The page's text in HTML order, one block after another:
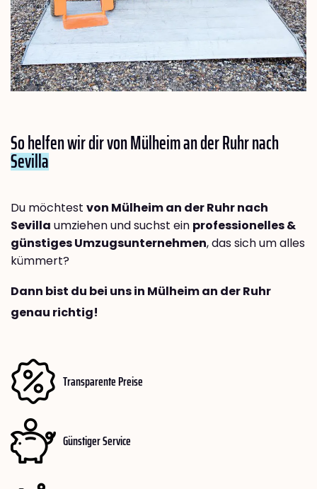
So helfen wir dir von Mülheim an der Ruhr nach
Sevilla
Du möchtest von Mülheim an der Ruhr nach
Sevilla umziehen und suchst ein professionelles &
günstiges Umzugsunternehmen, das sich um alles
kümmert?
Dann bist du bei uns in Mülheim an der Ruhr
genau richtig!
Transparente Preise
Günstiger Service